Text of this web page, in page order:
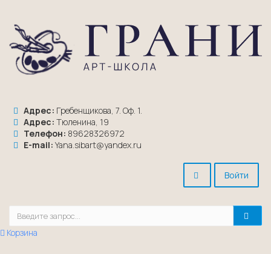
Адрес: Гребенщикова, 7. Оф. 1.
Адрес: Тюленина, 19
Телефон: 89628326972
E-mail: Yana.sibart@yandex.ru
Войти
Корзина